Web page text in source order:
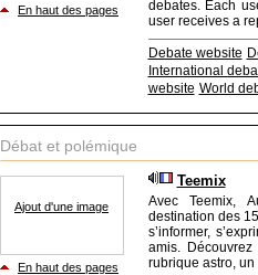
En haut des pages
debates. Each
user receives a
Debate website
International
website World
Débat et polémique
Ajout d'une image
En haut des pages
Teemix
Avec Teemix,
destination des
s’informer,
amis.
rubrique astro,